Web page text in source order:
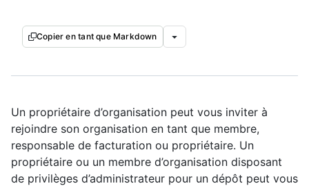
Copier en tant que Markdown
Un propriétaire d’organisation peut vous inviter à
rejoindre son organisation en tant que membre,
responsable de facturation ou propriétaire. Un
propriétaire ou un membre d’organisation disposant
de privilèges d’administrateur pour un dépôt peut vous